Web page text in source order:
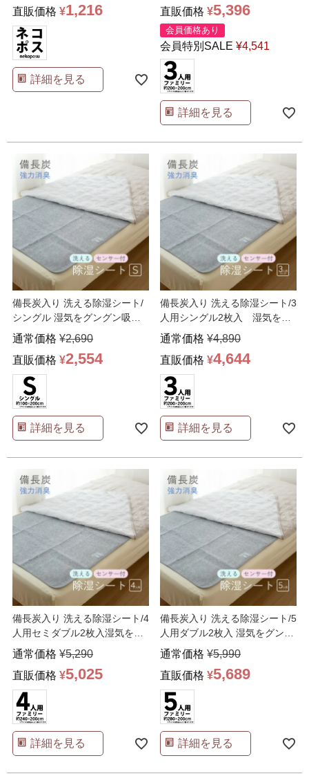
直販価格 ¥1,216
詳細を見る
直販価格 ¥5,396
会員価格あり
会員特別SALE ¥4,541
詳細を見る
備長炭入り 洗える除湿シート/
シングル 湿気をグングン吸収
90×180cm 除 …
通常価格 ¥2,690
直販価格 ¥2,554
詳細を見る
備長炭入り 洗える除湿シート/3
人用シングル2枚入 湿気をグ
ングン吸収 90×1 …
通常価格 ¥4,890
直販価格 ¥4,644
詳細を見る
備長炭入り 洗える除湿シート/4
人用セミダブル2枚入湿気をグ
ングン吸収 110× …
通常価格 ¥5,290
直販価格 ¥5,025
詳細を見る
備長炭入り 洗える除湿シート/5
人用ダブル2枚入 湿気をグング
ン吸収 130×1 …
通常価格 ¥5,990
直販価格 ¥5,689
詳細を見る